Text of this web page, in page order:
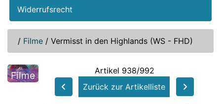
Widerrufsrecht
/ Filme / Vermisst in den Highlands (WS - FHD)
Filme
Artikel 938/992
Zurück zur Artikelliste